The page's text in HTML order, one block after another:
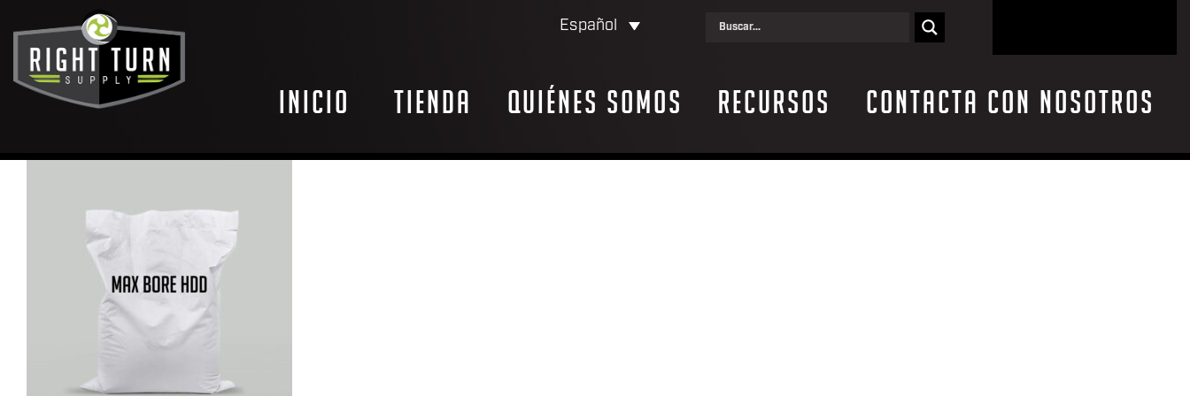
Español
Inicio Tienda Quiénes somos Recursos Contacta con nosotros